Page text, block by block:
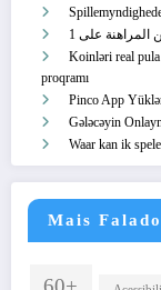
Koinləri real
proqramı
Pinco App
Gələcəyin
Waar kan ik
Mais